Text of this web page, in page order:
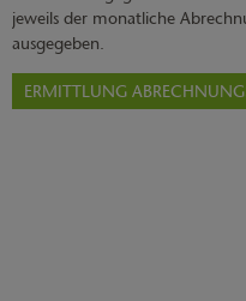
jeweils der monatliche
ausgegeben.
ERMITTLUNG